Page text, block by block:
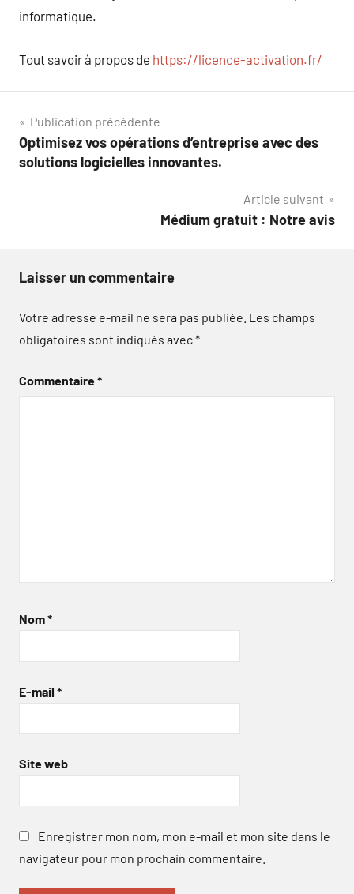
informatique.
Tout savoir à propos de https://licence-activation.fr/
Navigation
de
Publication précédente
Optimisez vos opérations d’entreprise avec des
solutions logicielles innovantes.
Article suivant
Médium gratuit : Notre avis
Laisser un commentaire
Votre adresse e-mail ne sera pas publiée. Les champs
obligatoires sont indiqués avec*
Commentaire*
Nom*
E-mail *
Site web
Enregistrer mon nom, mon e-mail et mon site dans le
navigateur pour mon prochain commentaire.